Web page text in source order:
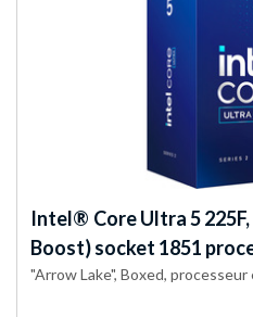
Intel® Core Ultra 5
Boost) socket 1851
"Arrow Lake", Boxed,